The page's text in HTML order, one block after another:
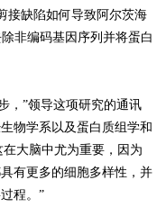
接缺陷如何导致阿尔茨海
非编码基因序列并将蛋白
，”领导这项研究的通讯
物学系以及蛋白质组学和
在大脑中尤为重要，因为
有更多的细胞多样性，并
程。”